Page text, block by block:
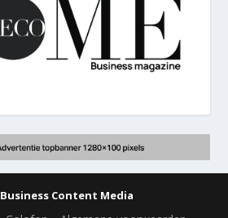
Business Content Media